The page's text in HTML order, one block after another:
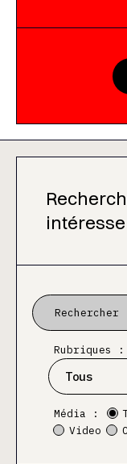
intéresse
Rubriques :
Média :
Video